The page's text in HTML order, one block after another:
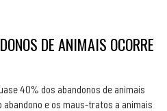
DE ANIMAIS OCORRE
40% dos abandonos de animais
abandono e os maus-tratos a animais